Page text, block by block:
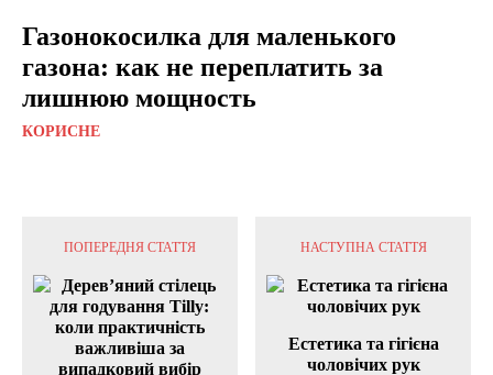
Газонокосилка для маленького
газона: как не переплатить за
лишнюю мощность
КОРИСНЕ
ПОПЕРЕДНЯ СТАТТЯ НАСТУПНА СТАТТЯ
Естетика та гігієна
чоловічих рук